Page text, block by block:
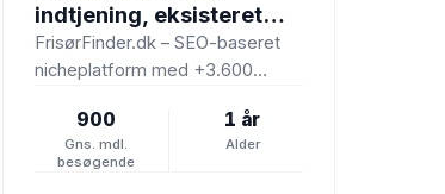
indtjening, eksisteret
siden 2023
FrisørFinder.dk – SEO-baseret
nicheplatform med +3.600
besøgende/md.Jeg har
besluttet at sætte
900
Gns. mdl.
besøgende
1 år
Alder